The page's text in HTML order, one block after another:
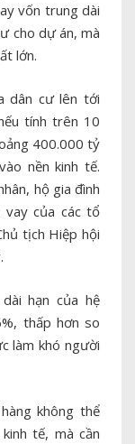
vốn trung dài
cho dự án, mà
lớn.
dân cư lên tới
tính trên 10
400.000 tỷ
nền kinh tế.
hộ gia đình
vay của các tổ
tịch Hiệp hội
hạn của hệ
thấp hơn so
làm khó người
không thể
tế, mà cần